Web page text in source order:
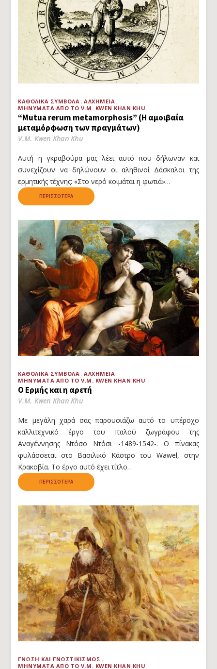
ΚΑΘΟΛΙΚΆ ΣΎΜΒΟΛΑ
ΑΛΧΗΜΕΊΑ
ΜΗΝΎΜΑΤΑ ΑΠΌ ΤΟ V.M. KWEN KHAN KHU
“Mutua rerum metamorphosis” (Η αμοιβαία
μεταμόρφωση των πραγμάτων)
V.M. Kwen Khan Khu
Αυτή η γκραβούρα μας λέει αυτό που δήλωναν και
συνεχίζουν να δηλώνουν οι αληθινοί Δάσκαλοι της
ερμητικής τέχνης: «Στο νερό κοιμάται η φωτιά»…
ΠΕΡΙΣΣΌΤΕΡΑ
ΚΑΘΟΛΙΚΆ ΣΎΜΒΟΛΑ
ΑΛΧΗΜΕΊΑ
ΜΗΝΎΜΑΤΑ ΑΠΌ ΤΟ V.M. KWEN KHAN KHU
Ο Ερμής και η αρετή
V.M. Kwen Khan Khu
Με μεγάλη χαρά σας παρουσιάζω αυτό το υπέροχο
καλλιτεχνικό έργο του Ιταλού ζωγράφου της
Αναγέννησης Ντόσο Ντόσι -1489-1542-. Ο πίνακας
φυλάσσεται στο Βασιλικό Κάστρο του Wawel, στην
Κρακοβία. Το έργο αυτό έχει τίτλο…
ΠΕΡΙΣΣΌΤΕΡΑ
ΓΝΏΣΗ ΚΑΙ ΓΝΩΣΤΙΚΙΣΜΌΣ
ΜΗΝΎΜΑΤΑ ΑΠΌ ΤΟ V.M. KWEN KHAN KHU